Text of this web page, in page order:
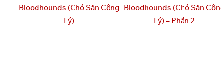
Bloodhounds (Chó Săn Công
Lý)
Bloodhounds (Chó Săn
Lý) – Phần 2